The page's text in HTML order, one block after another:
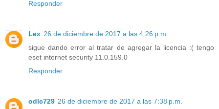
Responder
Lex 26 de diciembre de 2017 a las 4:26 p.m.
sigue dando error al tratar de agregar la licencia :( tengo
eset internet security 11.0.159.0
Responder
odlc729 26 de diciembre de 2017 a las 7:38 p.m.